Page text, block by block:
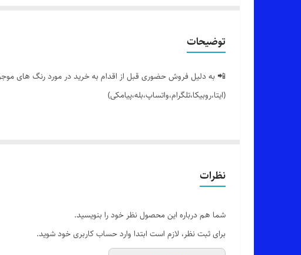
توضیحات
📲 به دلیل فروش حضوری قبل از اقدام به خرید در مورد رنگ های
(ایتا،روبیکا،تلگرام،واتساپ،بله،پیامکی)
👌 جنسش: سوپر نخ پنبه گرم بالا (نخ 28)، فوق العاده نرم و لطیف 😌
✂️ فری سایزه : مناسب 40 (لش) تا 48_50
نظرات
شما هم درباره این محصول نظر خود را بنویسید.
برای ثبت نظر، لازم است ابتدا وارد حساب کاربری خود شوید.